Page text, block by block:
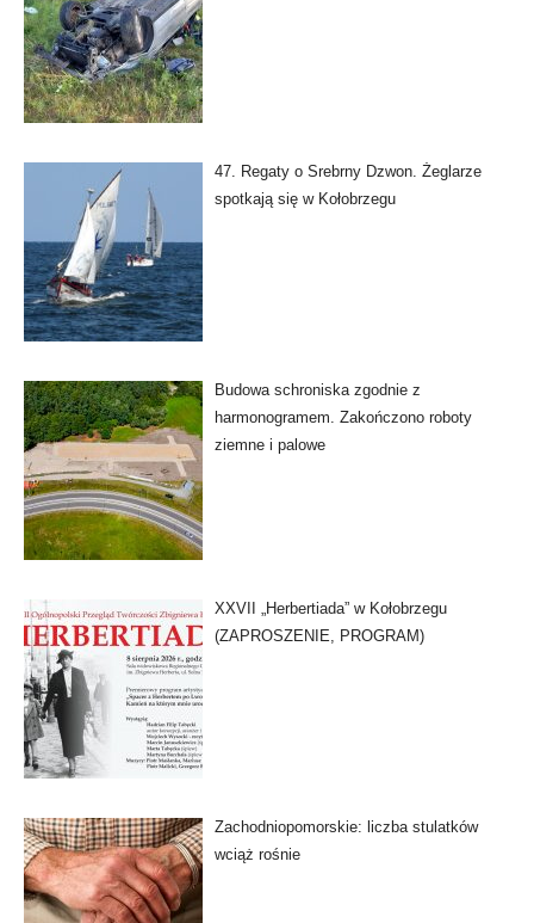
47. Regaty o Srebrny Dzwon. Żeglarze
spotkają się w Kołobrzegu
Budowa schroniska zgodnie z
harmonogramem. Zakończono roboty
ziemne i palowe
XXVII „Herbertiada” w Kołobrzegu
(ZAPROSZENIE, PROGRAM)
Zachodniopomorskie: liczba stulatków
wciąż rośnie